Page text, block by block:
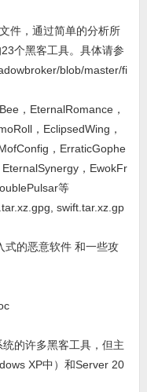
件，通过简单的分析所
个黑客工具。具体请参
blob/master/fi
，EternalRomance，
，EclipsedWing，
，ErraticGophe
，EwokFr
等
swift.tar.xz.gp
式的恶意软件 和一些攻
的许多黑客工具，但主
XP中）和Server 20